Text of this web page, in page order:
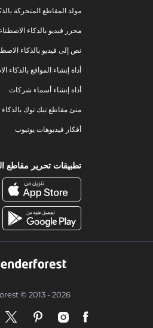
مولد المقاطع المتحركة
محرر فيديو بالذكاء
نص إلى فيديو بالذكاء
أداة إنشاء المواقع بالذكاء
أداة إنشاء أسماء شركات
منئ مقاطع تيك توك
أفكار فيديوهات يوتيوب
تطبيقات تحرير مقاطع
© 2013 - 2026